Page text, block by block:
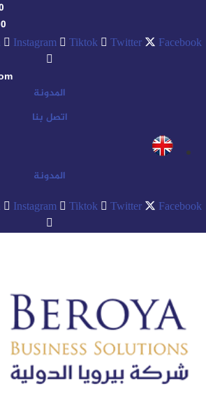
content
Instagram Tiktok Twitter Facebook
المدونة
اتصل بنا
المدونة
Instagram Tiktok Twitter Facebook